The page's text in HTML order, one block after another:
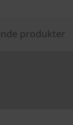
produkter